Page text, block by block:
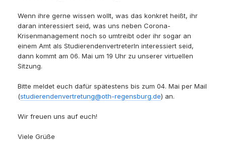
Wenn ihre gerne wissen wollt, was das konkret heißt, ihr
daran interessiert seid, was uns neben Corona-
Krisenmanagement noch so umtreibt oder ihr sogar an
einem Amt als StudierendenvertreterIn interessiert seid,
dann kommt am 06. Mai um 19 Uhr zu unserer virtuellen
Sitzung.
Bitte meldet euch dafür spätestens bis zum 04. Mai per Mail
(studierendenvertretung@oth-regensburg.de) an.
Wir freuen uns auf euch!
Viele Grüße